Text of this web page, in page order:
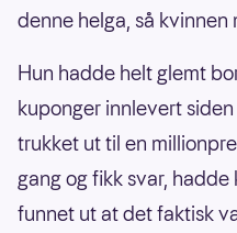
denne helga, så kvinnen
Hun hadde helt glemt
kuponger innlevert
trukket ut til en
gang og fikk svar,
funnet ut at det faktisk